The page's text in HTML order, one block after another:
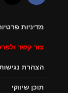
מדיניות
צור קשר
הצהרת
תוכן שיווקי